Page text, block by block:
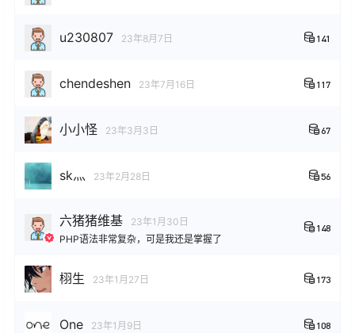
u230807 23年8月7日 141
chendeshen 23年7月16日 117
小小怪 23年3月3日 67
sk灬 23年2月28日 56
六猪猪维基
23年1月30日
PHP语法非常复杂，可是我还是掌握了
148
栩生 23年1月27日 173
One 23年1月9日 108